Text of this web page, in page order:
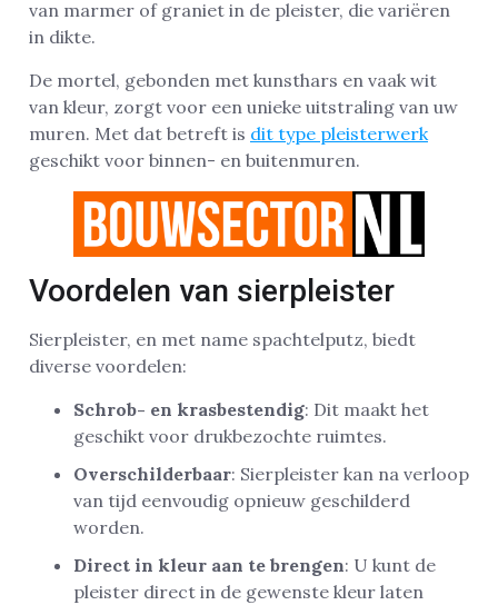
van marmer of graniet in de pleister, die variëren
in dikte.
De mortel, gebonden met kunsthars en vaak wit
van kleur, zorgt voor een unieke uitstraling van uw
muren. Met dat betreft is dit type pleisterwerk
geschikt voor binnen- en buitenmuren.
Voordelen van sierpleister
Sierpleister, en met name spachtelputz, biedt
diverse voordelen:
Schrob- en krasbestendig: Dit maakt het
geschikt voor drukbezochte ruimtes.
Overschilderbaar: Sierpleister kan na verloop
van tijd eenvoudig opnieuw geschilderd
worden.
Direct in kleur aan te brengen: U kunt de
pleister direct in de gewenste kleur laten